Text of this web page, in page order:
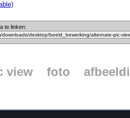
te linken:
view foto